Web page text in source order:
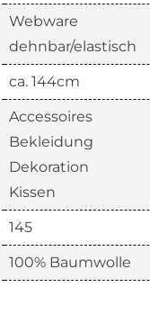
Webware
dehnbar/elastisch
ca. 144cm
Accessoires
Bekleidung
Dekoration
Kissen
145
100% Baumwolle